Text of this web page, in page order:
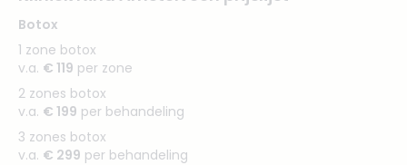
Botox
1 zone botox
v.a. € 119 per zone
2 zones botox
v.a. € 199 per behandeling
3 zones botox
v.a. € 299 per behandeling